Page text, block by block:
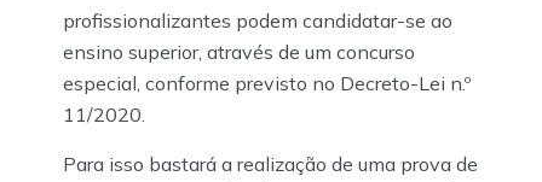
profissionalizantes podem candidatar-se ao
ensino superior, através de um concurso
especial, conforme previsto no Decreto-Lei n.º
11/2020.
Para isso bastará a realização de uma prova de